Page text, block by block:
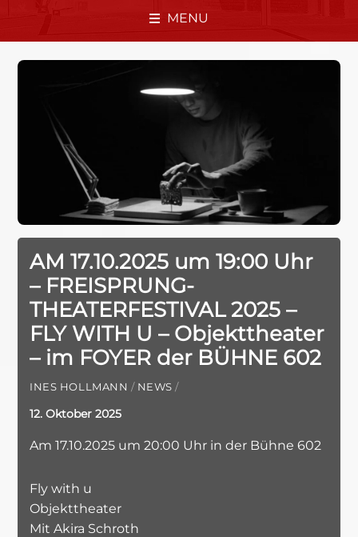
MENU
AM 17.10.2025 um 19:00 Uhr
– FREISPRUNG-
THEATERFESTIVAL 2025 –
FLY WITH U – Objekttheater
– im FOYER der BÜHNE 602
INES HOLLMANN / NEWS /
12. Oktober 2025
Am 17.10.2025 um 20:00 Uhr in der Bühne 602
Fly with u
Objekttheater
Mit Akira Schroth